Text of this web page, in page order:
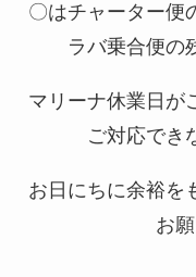
〇はチャーター便
ラバ乗合便の
マリーナ休業日が
ご対応でき
お日にちに余裕を
お